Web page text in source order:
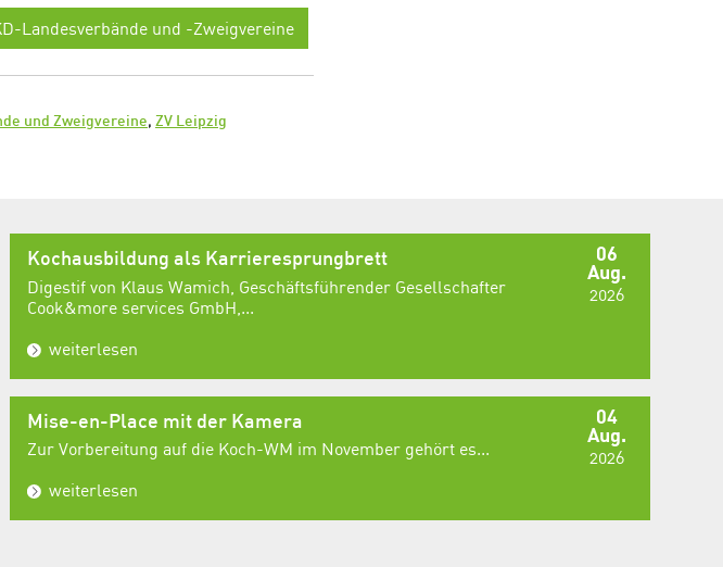
Landesverbände und -Zweigvereine
und Zweigvereine, ZV Leipzig
06
Aug.
2026
Kochausbildung als Karrieresprungbrett
Digestif von Klaus Wamich, Geschäftsführender Gesellschafter
Cook&more services GmbH,...
weiterlesen
04
Aug.
2026
Mise-en-Place mit der Kamera
Zur Vorbereitung auf die Koch-WM im November gehört es...
weiterlesen